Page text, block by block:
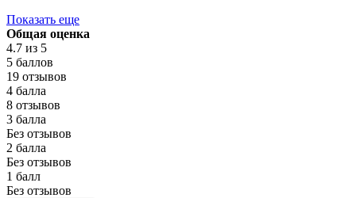
Показать еще
Общая оценка
4.7 из 5
5 баллов
19 отзывов
4 балла
8 отзывов
3 балла
Без отзывов
2 балла
Без отзывов
1 балл
Без отзывов